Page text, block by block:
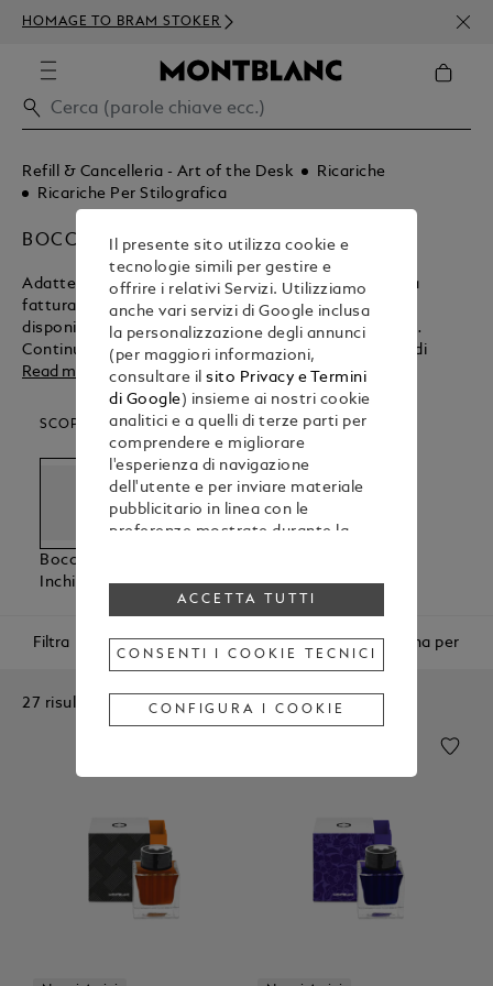
HOMAGE TO BRAM STOKER
Refill & Cancelleria - Art of the Desk
Ricariche
Ricariche Per Stilografica
BOCCETTE DI INCHIOSTRO
Adatte per l'intera gamma di stilografiche di squisita
fattura, le boccette di inchiostro Montblanc sono
disponibili in un assortimento di colori accattivanti.
Continua a far scorrere l'inchiostro per la creazione di
capolavori ispirati con Montblanc.
Read more
SCOPRI LE NOSTRE CATEGORIE
Boccette Di
Inchiostro
Inchiostro
Filtra Ordina per
27 risultati
Il presente sito utilizza cookie e
tecnologie simili per gestire e
offrire i relativi Servizi. Utilizziamo
anche vari servizi di Google inclusa
la personalizzazione degli annunci
(per maggiori informazioni,
consultare ilsito Privacy e Termini
di Google) insieme ai nostri cookie
analitici e a quelli di terze parti per
comprendere e migliorare
l'esperienza di navigazione
dell'utente e per inviare materiale
pubblicitario in linea con le
preferenze mostrate durante la
consenso all’utilizzo di alcuni o di
tutti i cookie, clicca “Configura i
cookie”, oppure, per maggiori
Cliccando su “Accetta tutti”, esprimi
il tuo consenso all’utilizzo dei
soltanto all’utilizzo dei cookie
ACCETTA TUTTI
CONSENTI I COOKIE TECNICI
CONFIGURA I COOKIE